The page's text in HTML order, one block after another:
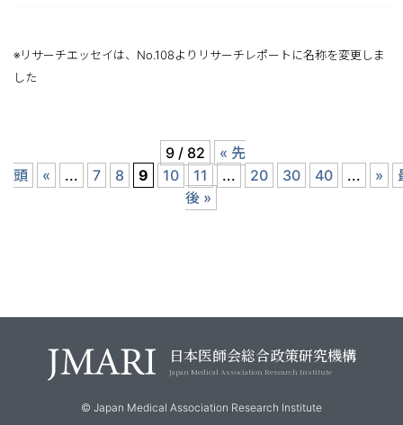
※リサーチエッセイは、No.108よりリサーチレポートに名称を変更しま
した
9 / 82
« 先
頭
« ... 7 8 9 10 11 ... 20 30 40 ... »
後 »
日本医師会総合政策研究機構
Japan Medical Association Research Institute
© Japan Medical Association Research Institute